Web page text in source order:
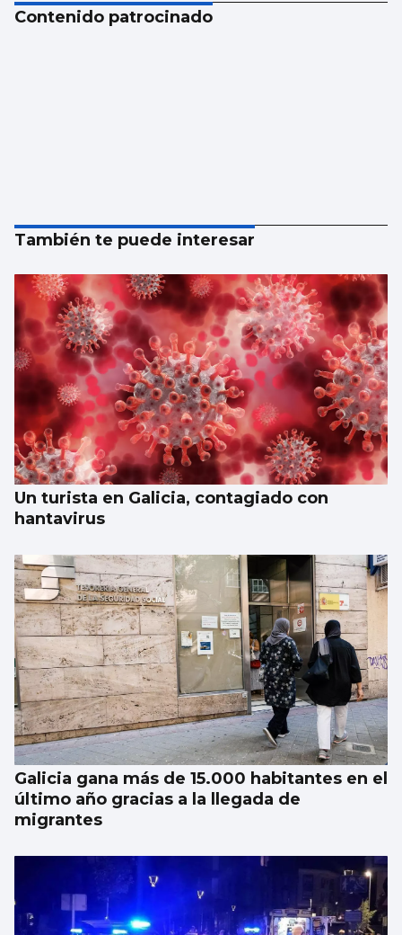
Contenido patrocinado
También te puede interesar
Un turista en Galicia, contagiado con
hantavirus
Galicia gana más de 15.000 habitantes en el
último año gracias a la llegada de
migrantes